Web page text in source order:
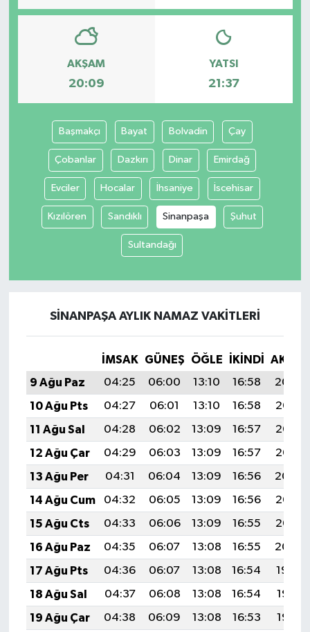
AKŞAM
20:09
YATSI
21:37
Başmakçı Bayat Bolvadin Çay
Çobanlar Dazkırı Dinar Emirdağ
Evciler Hocalar İhsaniye İscehisar
Kızılören Sandıklı Sinanpaşa Şuhut
Sultandağı
SINANPAŞA AYLIK NAMAZ VAKITLERI
İMSAK GÜNEŞ ÖĞLE İKINDI
9 Ağu Paz
04:25 06:00 13:10 16:58
20:09
10 Ağu Pts
04:27 06:01 13:10 16:58
20:08
11 Ağu Sal
04:28 06:02 13:09 16:57
20:07
12 Ağu Çar
04:29 06:03 13:09 16:57
20:05
13 Ağu Per
04:31 06:04 13:09 16:56
20:04
14 Ağu Cum
04:32 06:05 13:09 16:56
20:03
15 Ağu Cts
04:33 06:06 13:09 16:55
20:02
16 Ağu Paz
04:35 06:07 13:08 16:55
20:00
17 Ağu Pts
04:36 06:07 13:08 16:54
19:59
18 Ağu Sal
04:37 06:08 13:08 16:54
19:58
19 Ağu Çar
04:38 06:09 13:08 16:53
19:56